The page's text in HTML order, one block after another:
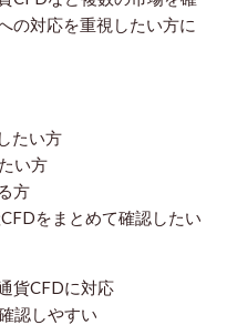
の対応を重視したい方に
たい方
い方
方
をまとめて確認したい
貨CFDに対応
認しやすい